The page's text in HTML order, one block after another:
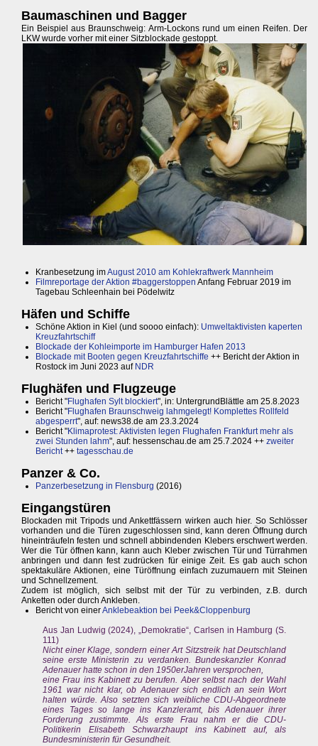
Baumaschinen und Bagger
Ein Beispiel aus Braunschweig: Arm-Lockons rund um einen Reifen. Der
LKW wurde vorher mit einer Sitzblockade gestoppt.
Kranbesetzung imAugust 2010 am Kohlekraftwerk Mannheim
Filmreportage der Aktion #baggerstoppen Anfang Februar 2019 im
Tagebau Schleenhain bei Pödelwitz
Häfen und Schiffe
Schöne Aktion in Kiel (und soooo einfach): Umweltaktivisten kaperten
Kreuzfahrtschiff
Blockade der Kohleimporte im Hamburger Hafen 2013
Blockade mit Booten gegen Kreuzfahrtschiffe ++ Bericht der Aktion in
Rostock im Juni 2023 auf NDR
Flughäfen und Flugzeuge
Bericht "Flughafen Sylt blockiert", in: UntergrundBlättle am 25.8.2023
Bericht "Flughafen Braunschweig lahmgelegt! Komplettes Rollfeld
abgesperrt", auf: news38.de am 23.3.2024
Bericht "Klimaprotest: Aktivisten legen Flughafen Frankfurt mehr als
zwei Stunden lahm", auf: hessenschau.de am 25.7.2024 ++ zweiter
Bericht++ tagesschau.de
Panzer & Co.
Panzerbesetzung in Flensburg (2016)
Eingangstüren
Blockaden mit Tripods und Ankettfässern wirken auch hier. So Schlösser
vorhanden und die Türen zugeschlossen sind, kann deren Öffnung durch
hineinträufeln festen und schnell abbindenden Klebers erschwert werden.
Wer die Tür öffnen kann, kann auch Kleber zwischen Tür und Türrahmen
anbringen und dann fest zudrücken für einige Zeit. Es gab auch schon
spektakuläre Aktionen, eine Türöffnung einfach zuzumauern mit Steinen
und Schnellzement.
Zudem ist möglich, sich selbst mit der Tür zu verbinden, z.B. durch
Anketten oder durch Ankleben.
Bericht von einerAnklebeaktion bei Peek&Cloppenburg
Aus Jan Ludwig (2024), „Demokratie“, Carlsen in Hamburg (S.
111)
Nicht einer Klage, sondern einer Art Sitzstreik hat Deutschland
seine erste Ministerin zu verdanken. Bundeskanzler Konrad
Adenauer hatte schon in den 1950erJahren versprochen,
eine Frau ins Kabinett zu berufen. Aber selbst nach der Wahl
1961 war nicht klar, ob Adenauer sich endlich an sein Wort
halten würde. Also setzten sich weibliche CDU-Abgeordnete
eines Tages so lange ins Kanzleramt, bis Adenauer ihrer
Forderung zustimmte. Als erste Frau nahm er die CDU-
Politikerin Elisabeth Schwarzhaupt ins Kabinett auf, als
Bundesministerin für Gesundheit.